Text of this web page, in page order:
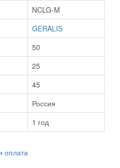
NCLG-M
GERALIS
50
25
45
Россия
1 год
оплата